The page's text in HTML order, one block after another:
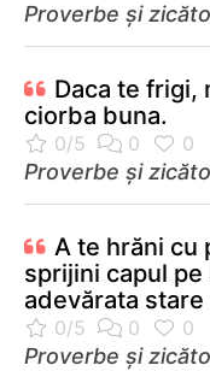
Proverbe și
Daca te frigi,
ciorba buna.
Proverbe și
A te hrăni cu
sprijini capul
adevărata
Proverbe și